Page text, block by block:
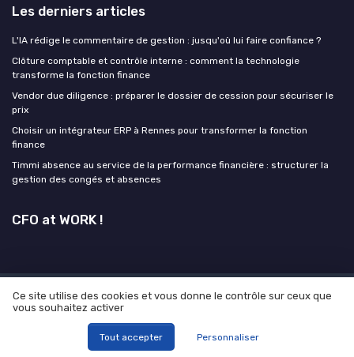
Les derniers articles
L'IA rédige le commentaire de gestion : jusqu'où lui faire confiance ?
Clôture comptable et contrôle interne : comment la technologie
transforme la fonction finance
Vendor due diligence : préparer le dossier de cession pour sécuriser le
prix
Choisir un intégrateur ERP à Rennes pour transformer la fonction
finance
Timmi absence au service de la performance financière : structurer la
gestion des congés et absences
CFO at WORK !
Mentions légales Politique de confidentialité
Grande
enquête 2025 sur l' IA et les directions financières
© CFO at WORK ! 2026
Ce site utilise des cookies et vous donne le contrôle sur ceux que
vous souhaitez activer
Tout accepter Personnaliser